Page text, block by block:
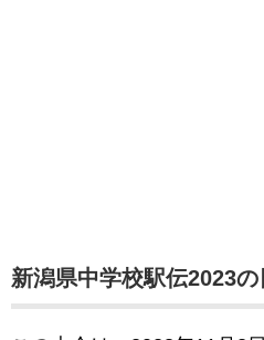
新潟県中学校駅伝2023の